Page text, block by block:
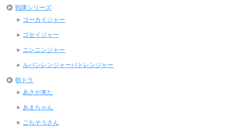
戦隊シリーズ
ゴーカイジャー
ゴセイジャー
ニンニンジャー
ルパンレンジャーパトレンジャー
朝ドラ
あさが来た
あまちゃん
ごちそうさん